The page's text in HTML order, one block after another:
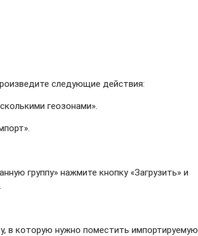
следующие действия:
геозонами».
группу» нажмите кнопку «Загрузить» и
в которую нужно поместить импортируемую